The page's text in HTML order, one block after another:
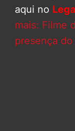
aqui no
mais: Filme
presença